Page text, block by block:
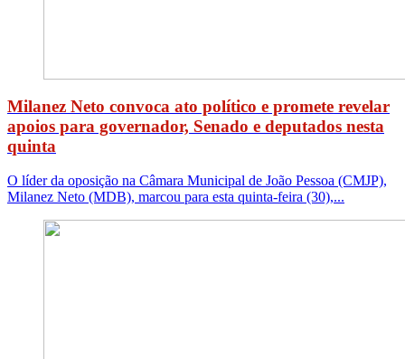
Milanez Neto convoca ato político e promete revelar
apoios para governador, Senado e deputados nesta
quinta
O líder da oposição na Câmara Municipal de João Pessoa (CMJP),
Milanez Neto (MDB), marcou para esta quinta-feira (30),...